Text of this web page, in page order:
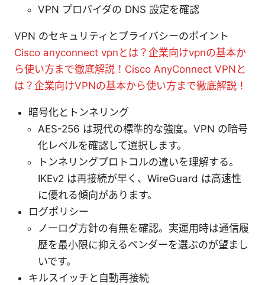
VPN プロバイダの DNS 設定を確認
VPN のセキュリティとプライバシーのポイント
Cisco anyconnect vpnとは？企業向けvpnの基本か
ら使い方まで徹底解説！Cisco AnyConnect VPNと
は？企業向けVPNの基本から使い方まで徹底解説！
暗号化とトンネリング
AES-256 は現代の標準的な強度。VPN の暗号
化レベルを確認して選択します。
トンネリングプロトコルの違いを理解する。
IKEv2 は再接続が早く、WireGuard は高速性
に優れる傾向があります。
ログポリシー
ノーログ方針の有無を確認。実運用時は通信履
歴を最小限に抑えるベンダーを選ぶのが望まし
いです。
キルスイッチと自動再接続